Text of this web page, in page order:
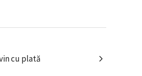
cu plată